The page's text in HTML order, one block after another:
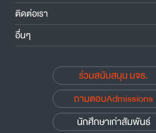
ติดต่อเรา
อื่นๆ
ร่วมสนับสนุน มจธ.
ถามตอบAdmissions
นักศึกษาเก่าสัมพันธ์